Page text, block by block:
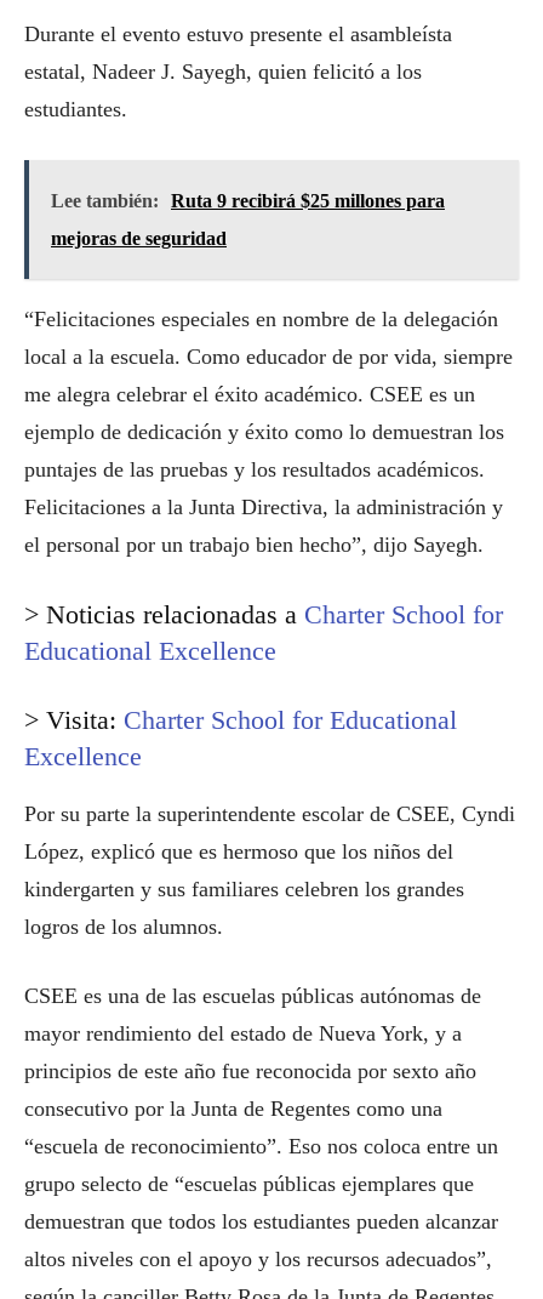
Durante el evento estuvo presente el asambleísta
estatal, Nadeer J. Sayegh, quien felicitó a los
estudiantes.
Lee también:
Ruta 9 recibirá $25 millones para
mejoras de seguridad
“Felicitaciones especiales en nombre de la delegación
local a la escuela. Como educador de por vida, siempre
me alegra celebrar el éxito académico. CSEE es un
ejemplo de dedicación y éxito como lo demuestran los
puntajes de las pruebas y los resultados académicos.
Felicitaciones a la Junta Directiva, la administración y
el personal por un trabajo bien hecho”, dijo Sayegh.
> Noticias relacionadas a Charter School for
Educational Excellence
> Visita: Charter School for Educational
Excellence
Por su parte la superintendente escolar de CSEE, Cyndi
López, explicó que es hermoso que los niños del
kindergarten y sus familiares celebren los grandes
logros de los alumnos.
CSEE es una de las escuelas públicas autónomas de
mayor rendimiento del estado de Nueva York, y a
principios de este año fue reconocida por sexto año
consecutivo por la Junta de Regentes como una
“escuela de reconocimiento”. Eso nos coloca entre un
grupo selecto de “escuelas públicas ejemplares que
demuestran que todos los estudiantes pueden alcanzar
altos niveles con el apoyo y los recursos adecuados”,